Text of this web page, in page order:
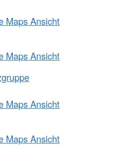
Maps Ansicht
Maps Ansicht
Maps Ansicht
Maps Ansicht